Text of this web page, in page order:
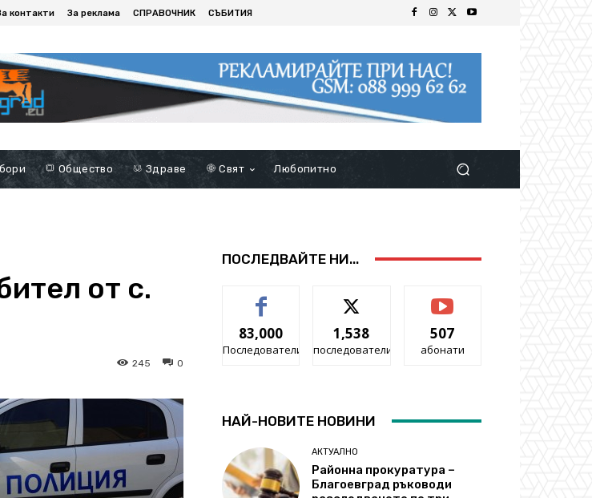
контакти За реклама СПРАВОЧНИК СЪБИТИЯ
Общество Здраве Свят Любопитно
от с.
0
245
ПОСЛЕДВАЙТЕ НИ...
83,000
Последователи
1,538
последователи
507
абонати
НАЙ-НОВИТЕ НОВИНИ
АКТУАЛНО
Районна прокуратура –
Благоевград ръководи